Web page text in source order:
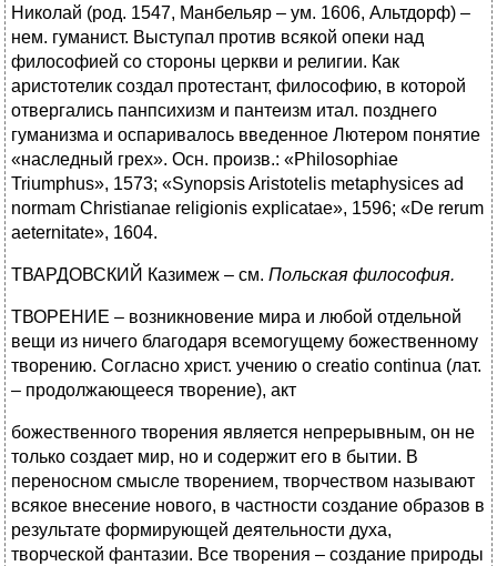
Николай (род. 1547, Манбельяр – ум. 1606, Альтдорф) –
нем. гуманист. Выступал против всякой опеки над
философией со стороны церкви и религии. Как
аристотелик создал протестант, философию, в которой
отвергались панпсихизм и пантеизм итал. позднего
гуманизма и оспаривалось введенное Лютером понятие
«наследный грех». Осн. произв.: «Philosophiae
Triumphus», 1573; «Synopsis Aristotelis metaphysices ad
normam Christianae religionis explicatae», 1596; «De rerum
aeternitate», 1604.
ТВАРДОВСКИЙ Казимеж – см. Польская философия.
ТВОРЕНИЕ – возникновение мира и любой отдельной
вещи из ничего благодаря всемогущему божественному
творению. Согласно христ. учению о creatio continua (лат.
– продолжающееся творение), акт
божественного творения является непрерывным, он не
только создает мир, но и содержит его в бытии. В
переносном смысле творением, творчеством называют
всякое внесение нового, в частности создание образов в
результате формирующей деятельности духа,
творческой фантазии. Все творения – создание природы